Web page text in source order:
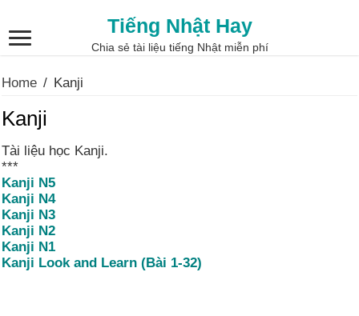
Tiếng Nhật Hay
Chia sẻ tài liệu tiếng Nhật miễn phí
Home / Kanji
Kanji
Tài liệu học Kanji.
***
Kanji N5
Kanji N4
Kanji N3
Kanji N2
Kanji N1
Kanji Look and Learn (Bài 1-32)